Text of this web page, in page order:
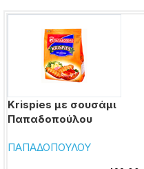
Krispies με σουσάμι
Παπαδοπούλου
ΠΑΠΑΔΟΠΟΥΛΟΥ